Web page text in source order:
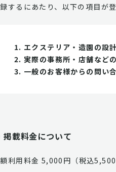
するにあたり、以下の項目が
エクステリア・造園の設
実際の事務所・店舗など
一般のお客様からの問い
掲載料金について
利用料金 5,000円（税込5,500